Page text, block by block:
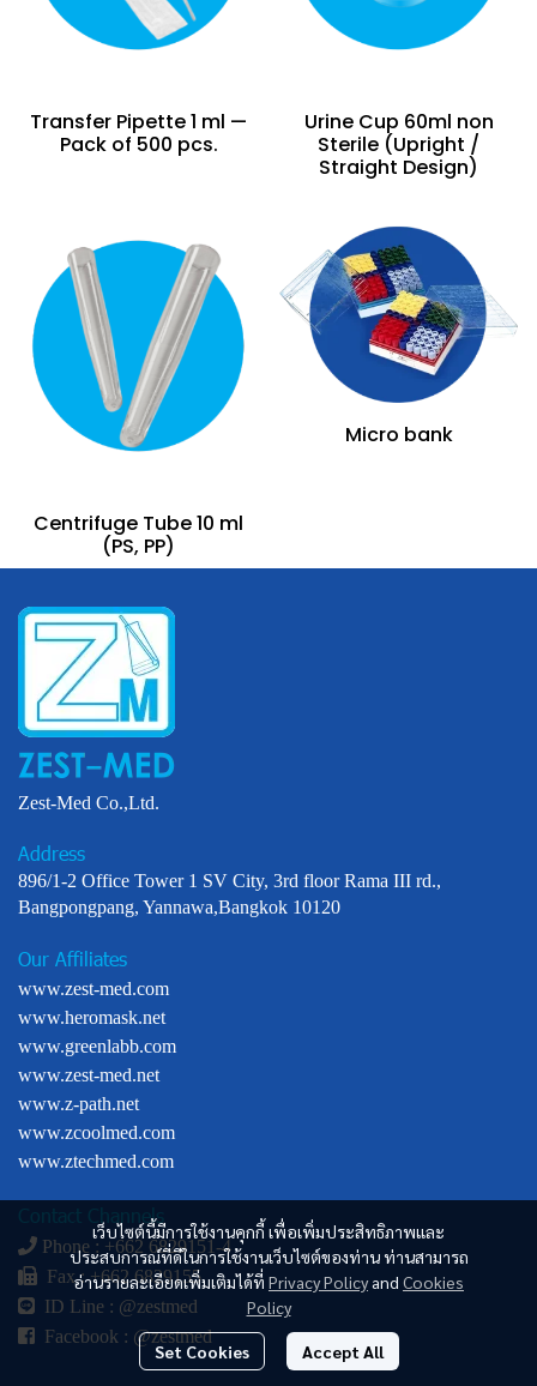
Transfer Pipette 1 ml —
Pack of 500 pcs.
Urine Cup 60ml non
Sterile (Upright /
Straight Design)
Centrifuge Tube 10 ml
(PS, PP)
Micro bank
เว็บไซต์นี้มีการใช้งานคุกกี้ เพื่อเพิ่มประสิทธิภาพและ
ประสบการณ์ที่ดีในการใช้งานเว็บไซต์ของท่าน ท่านสามารถ
อ่านรายละเอียดเพิ่มเติมได้ที่ Privacy Policy and Cookies
Policy
Set Cookies Accept All
Zest-Med Co.,Ltd.
Address
896/1-2 Office Tower 1 SV City, 3rd floor Rama III rd.,
Bangpongpang, Yannawa,Bangkok 10120
Our Affiliates
www.zest-med.com
www.heromask.net
www.greenlabb.com
www.zest-med.net
www.z-path.net
www.zcoolmed.com
www.ztechmed.com
Contact Channels
Phone : +662 6829151-4
Fax : +662 6829155
ID Line : @zestmed
Facebook : @zestmed